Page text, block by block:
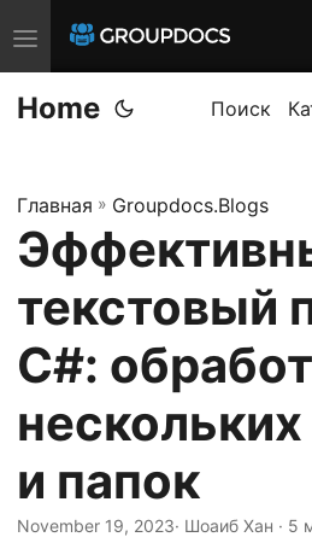
T
o
g
e
n
v
i
g
a
t
i
o
Home Поиск
Главная » Groupdocs.Blogs
текстовый
C#:
и папок
November 19, 2023· Шоаиб Хан · 5